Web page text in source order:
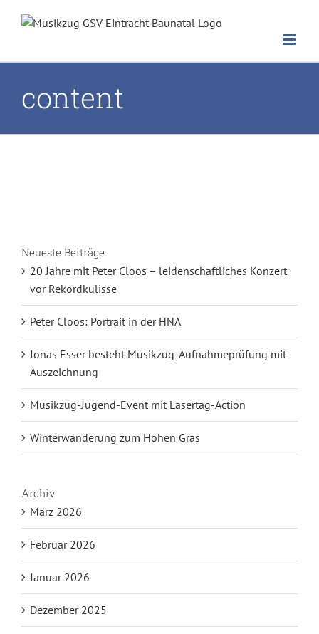
Inhalt
content
Neueste Beiträge
20 Jahre mit Peter Cloos – leidenschaftliches Konzert
vor Rekordkulisse
Peter Cloos: Portrait in der HNA
Jonas Esser besteht Musikzug-Aufnahmeprüfung mit
Auszeichnung
Musikzug-Jugend-Event mit Lasertag-Action
Winterwanderung zum Hohen Gras
Archiv
März 2026
Februar 2026
Januar 2026
Dezember 2025